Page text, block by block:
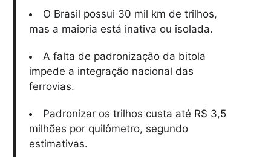
O Brasil possui 30 mil km de trilhos,
mas a maioria está inativa ou isolada.
A falta de padronização da bitola
impede a integração nacional das
ferrovias.
Padronizar os trilhos custa até R$ 3,5
milhões por quilômetro, segundo
estimativas.